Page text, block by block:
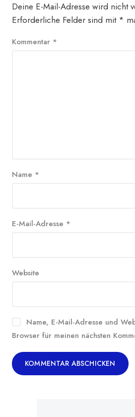
Deine E-Mail-Adresse wird nicht
Erforderliche Felder sind mit *
Kommentar *
Name *
E-Mail-Adresse *
Website
Name, E-Mail-Adresse und
Browser für meinen nächsten